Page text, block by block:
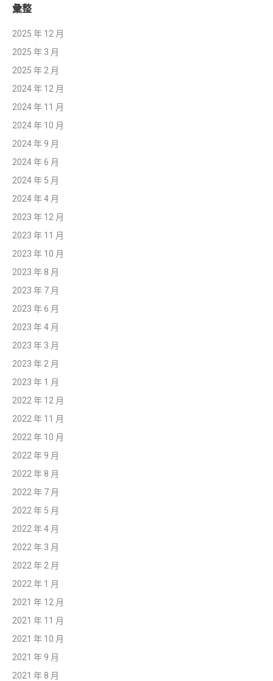
彙整
2025 年 12 月
2025 年 3 月
2025 年 2 月
2024 年 12 月
2024 年 11 月
2024 年 10 月
2024 年 9 月
2024 年 6 月
2024 年 5 月
2024 年 4 月
2023 年 12 月
2023 年 11 月
2023 年 10 月
2023 年 8 月
2023 年 7 月
2023 年 6 月
2023 年 4 月
2023 年 3 月
2023 年 2 月
2023 年 1 月
2022 年 12 月
2022 年 11 月
2022 年 10 月
2022 年 9 月
2022 年 8 月
2022 年 7 月
2022 年 5 月
2022 年 4 月
2022 年 3 月
2022 年 2 月
2022 年 1 月
2021 年 12 月
2021 年 11 月
2021 年 10 月
2021 年 9 月
2021 年 8 月